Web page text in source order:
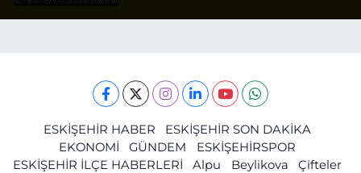
ESKİŞEHİR HABER
ESKİŞEHİR SON DAKİKA
EKONOMİ
GÜNDEM
ESKİŞEHİRSPOR
ESKİŞEHİR İLÇE HABERLERİ
Alpu Beylikova
Çifteler